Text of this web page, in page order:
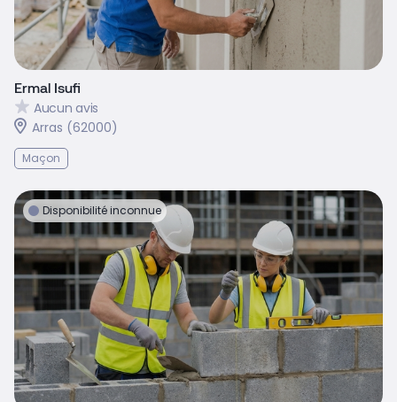
Ermal Isufi
Aucun avis
Arras (62000)
Maçon
Disponibilité inconnue